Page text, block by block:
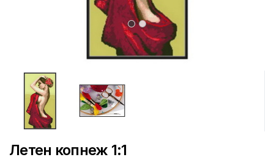
Летен копнеж 1:1